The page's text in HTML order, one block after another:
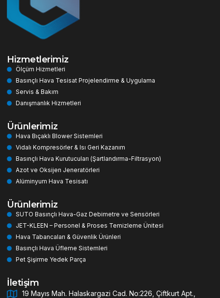
Hizmetlerimiz
Ölçüm Hizmetleri
Basınçlı Hava Tesisat Projelendirme & Uygulama
Servis & Bakım
Danışmanlık Hizmetleri
Ürünlerimiz
Hava Bıçaklı Blower Sistemleri
Vidalı Kompresörler & Isı Geri Kazanım
Basınçlı Hava Kurutucuları (Şartlandırma-Filtrasyon)
Azot ve Oksijen Jeneratörleri
Alüminyum Hava Tesisatı
Ürünlerimiz
SUTO Basınçlı Hava-Gaz Debimetre ve Sensörleri
JET-KLEEN – Personel & Proses Temizleme Ünitesi
Hava Tabancaları & Güvenlik Ürünleri
Basınçlı Hava Üfleme Sistemleri
Pet Şişirme Yedek Parça
İletişim
19 Mayıs Mah. Halaskargazi Cad. No:226, Çiftkurt Apt.,